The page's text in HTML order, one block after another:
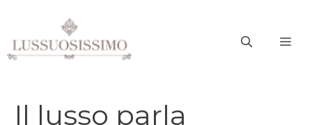
contenuto
Il lusso parla